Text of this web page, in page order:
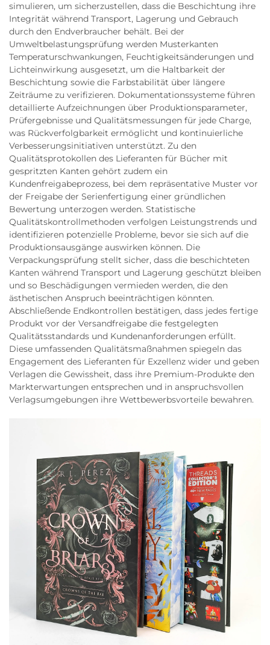
simulieren, um sicherzustellen, dass die Beschichtung ihre
Integrität während Transport, Lagerung und Gebrauch
durch den Endverbraucher behält. Bei der
Umweltbelastungsprüfung werden Musterkanten
Temperaturschwankungen, Feuchtigkeitsänderungen und
Lichteinwirkung ausgesetzt, um die Haltbarkeit der
Beschichtung sowie die Farbstabilität über längere
Zeiträume zu verifizieren. Dokumentationssysteme führen
detaillierte Aufzeichnungen über Produktionsparameter,
Prüfergebnisse und Qualitätsmessungen für jede Charge,
was Rückverfolgbarkeit ermöglicht und kontinuierliche
Verbesserungsinitiativen unterstützt. Zu den
Qualitätsprotokollen des Lieferanten für Bücher mit
gespritzten Kanten gehört zudem ein
Kundenfreigabeprozess, bei dem repräsentative Muster vor
der Freigabe der Serienfertigung einer gründlichen
Bewertung unterzogen werden. Statistische
Qualitätskontrollmethoden verfolgen Leistungstrends und
identifizieren potenzielle Probleme, bevor sie sich auf die
Produktionsausgänge auswirken können. Die
Verpackungsprüfung stellt sicher, dass die beschichteten
Kanten während Transport und Lagerung geschützt bleiben
und so Beschädigungen vermieden werden, die den
ästhetischen Anspruch beeinträchtigen könnten.
Abschließende Endkontrollen bestätigen, dass jedes fertige
Produkt vor der Versandfreigabe die festgelegten
Qualitätsstandards und Kundenanforderungen erfüllt.
Diese umfassenden Qualitätsmaßnahmen spiegeln das
Engagement des Lieferanten für Exzellenz wider und geben
Verlagen die Gewissheit, dass ihre Premium-Produkte den
Markterwartungen entsprechen und in anspruchsvollen
Verlagsumgebungen ihre Wettbewerbsvorteile bewahren.